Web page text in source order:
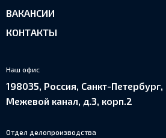
ВАКАНСИИ
КОНТАКТЫ
Наш офис
198035, Россия, Санкт-Петербург,
Межевой канал, д.3, корп.2
Отдел делопроизводства